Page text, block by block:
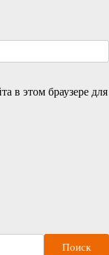
в этом браузере для
Поиск